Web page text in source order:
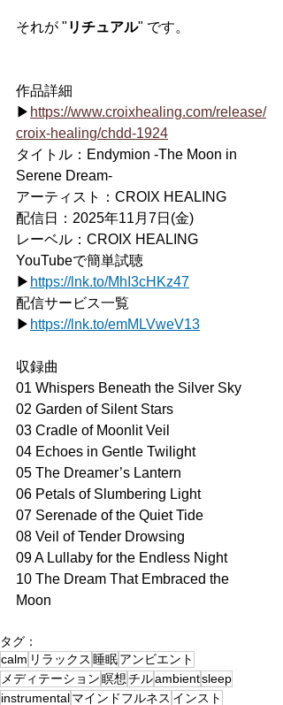
それが " リチュアル" です。
作品詳細
▶ https://www.croixhealing.com/release/
croix-healing/chdd-1924
タイトル：Endymion -The Moon in
Serene Dream-
アーティスト：CROIX HEALING
配信日：2025年11月7日(金)
レーベル：CROIX HEALING
YouTubeで簡単試聴
▶ https:// lnk.to/MhI3cHKz47
配信サービス⼀覧
▶ https:// lnk.to/emMLVweV13
収録曲
01 Whispers Beneath the Silver Sky
02 Garden of Silent Stars
03 Cradle of Moonlit Veil
04 Echoes in Gentle Twilight
05 The Dreamer’s Lantern
06 Petals of Slumbering Light
07 Serenade of the Quiet Tide
08 Veil of Tender Drowsing
09 A Lullaby for the Endless Night
10 The Dream That Embraced the
Moon
タグ：
calm リラックス 睡眠アンビエント
メディテーション瞑想チルambientsleep
instrumentalマインドフルネス インスト